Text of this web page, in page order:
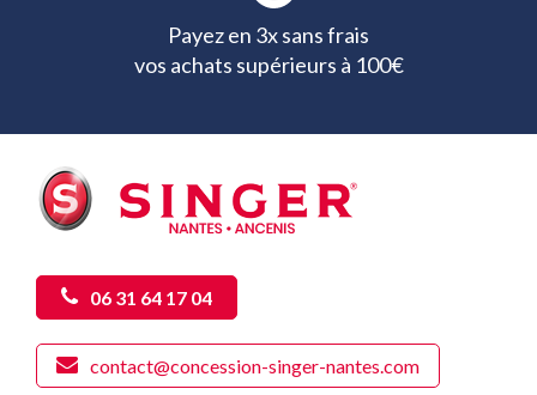
Payez en 3x sans frais
vos achats supérieurs à 100€
06 31 64 17 04
contact@concession-singer-nantes.com